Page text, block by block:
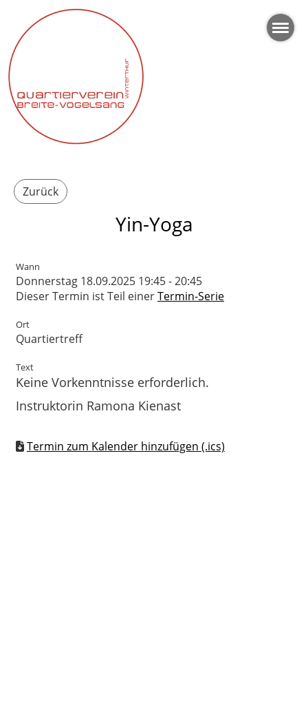
Zurück
Yin-Yoga
Wann
Donnerstag 18.09.2025 19:45 - 20:45
Dieser Termin ist Teil einerTermin-Serie
Ort
Quartiertreff
Text
Keine Vorkenntnisse erforderlich.
Instruktorin Ramona Kienast
Termin zum Kalender hinzufügen (.ics)